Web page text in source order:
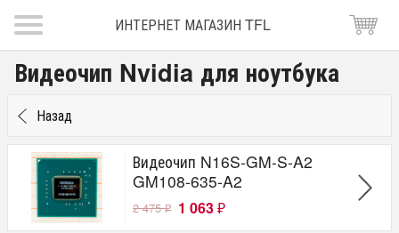
ИНТЕРНЕТ МАГАЗИН TFL
Видеочип Nvidia для ноутбука
Назад
Видеочип N16S-GM-S-A2
GM108-635-A2
2 475₽ 1 063 ₽